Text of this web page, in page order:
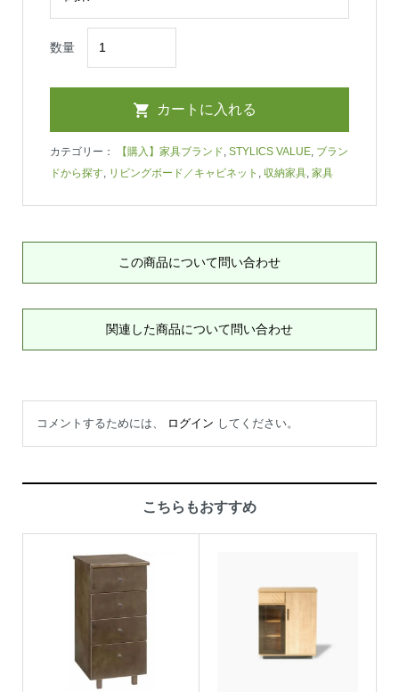
数量
カテゴリー： 【購入】家具ブランド STYLICS VALUE, ブラン
ドから探す, リビングボード／キャビネット 収納家具, 家具
この商品について問い合わせ
関連した商品について問い合わせ
コメントするためには、 ログイン してください。
こちらもおすすめ